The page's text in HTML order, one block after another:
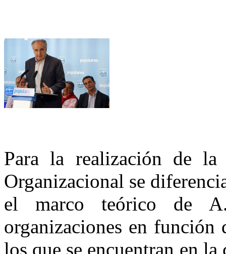
Para la realización de la
Organizacional se
el marco teórico de
organizaciones en función
los que se encuentran en